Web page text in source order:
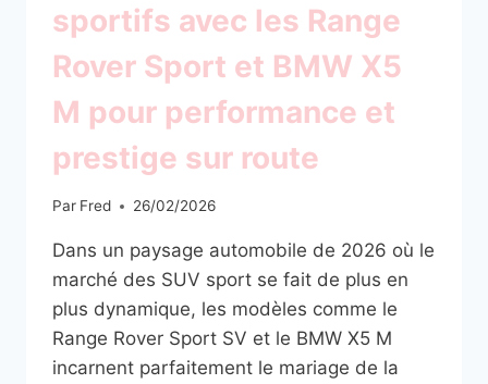
sportifs avec les Range
Rover Sport et BMW X5
M pour performance et
prestige sur route
Par Fred 26/02/2026
Dans un paysage automobile de 2026 où le
marché des SUV sport se fait de plus en
plus dynamique, les modèles comme le
Range Rover Sport SV et le BMW X5 M
incarnent parfaitement le mariage de la